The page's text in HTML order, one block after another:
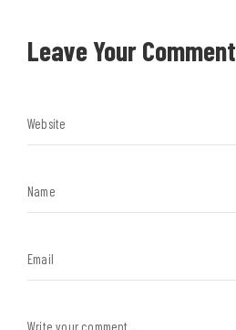
Leave Your Comment